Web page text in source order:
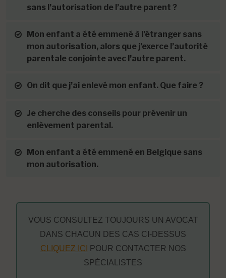
sans l’autorisation de l’autre parent ?
Mon enfant a été emmené à l’étranger sans
mon autorisation, alors que j’exerce l’autorité
parentale conjointe avec l’autre parent.
On dit que j’ai enlevé mon enfant. Que faire ?
Je cherche des conseils pour prévenir un
enlèvement parental.
Mon enfant a été emmené en Belgique sans
mon autorisation.
VOUS CONSULTEZ TOUJOURS UN AVOCAT
DANS CHACUN DES CAS CI-DESSUS
CLIQUEZ ICI
POUR CONTACTER NOS
SPÉCIALISTES